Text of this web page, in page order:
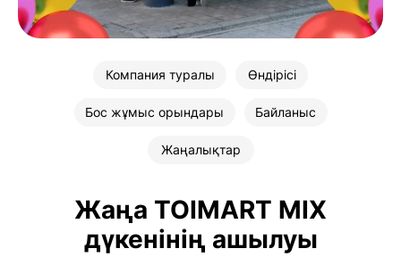
Компания туралы Өндірісі
Бос жұмыс орындары Байланыс
Жаңалықтар
Жаңа TOIMART MIX
дүкенінің ашылуы